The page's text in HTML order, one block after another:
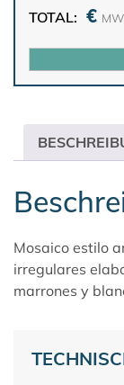
TOTAL: €
Mosaico estilo
irregulares
marrones y